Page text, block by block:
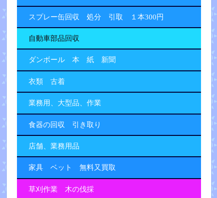
スプレー缶回収 処分 引取 １本300円
自動車部品回収
ダンボール 本 紙 新聞
衣類 古着
業務用、大型品、作業
食器の回収 引き取り
店舗、業務用品
家具 ベット 無料又買取
草刈作業 木の伐採